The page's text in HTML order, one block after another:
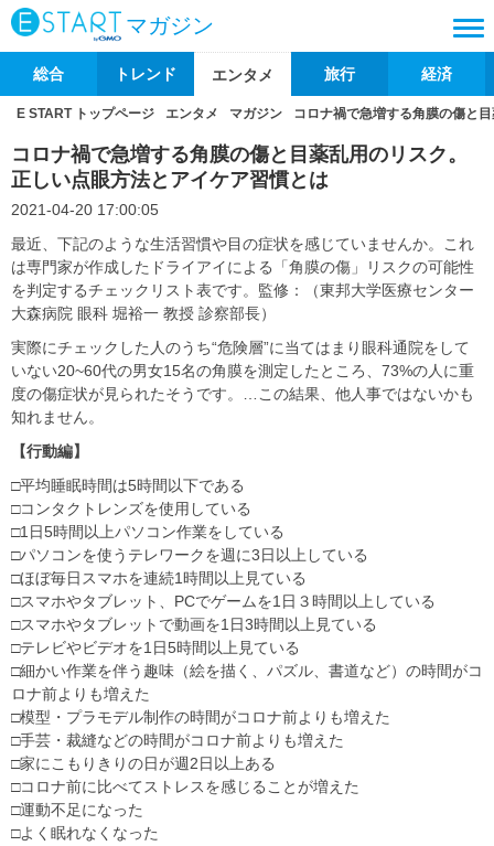
マガジン
総合 トレンド エンタメ 旅行 経済
E START トップページ エンタメ マガジン コロナ禍で急増する角膜の傷と
コロナ禍で急増する角膜の傷と目薬乱用のリスク。
正しい点眼方法とアイケア習慣とは
2021-04-20 17:00:05
最近、下記のような生活習慣や目の症状を感じていませんか。これ
は専門家が作成したドライアイによる「角膜の傷」リスクの可能性
を判定するチェックリスト表です。監修：（東邦大学医療センター
大森病院 眼科 堀裕一 教授 診察部長）
実際にチェックした人のうち“危険層”に当てはまり眼科通院をして
いない20~60代の男女15名の角膜を測定したところ、73%の人に重
度の傷症状が見られたそうです。…この結果、他人事ではないかも
知れません。
【行動編】
□平均睡眠時間は5時間以下である
□コンタクトレンズを使用している
□1日5時間以上パソコン作業をしている
□パソコンを使うテレワークを週に3日以上している
□ほぼ毎日スマホを連続1時間以上見ている
□スマホやタブレット、PCでゲームを1日３時間以上している
□スマホやタブレットで動画を1日3時間以上見ている
□テレビやビデオを1日5時間以上見ている
□細かい作業を伴う趣味（絵を描く、パズル、書道など）の時間がコ
ロナ前よりも増えた
□模型・プラモデル制作の時間がコロナ前よりも増えた
□手芸・裁縫などの時間がコロナ前よりも増えた
□家にこもりきりの日が週2日以上ある
□コロナ前に比べてストレスを感じることが増えた
□運動不足になった
□よく眠れなくなった